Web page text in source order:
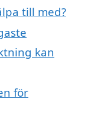
till med?
kan
för